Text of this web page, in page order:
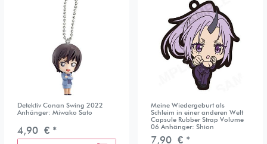
Detektiv Conan Swing 2022
Anhänger: Miwako Sato
4,90 € *
Meine Wiedergeburt als
Schleim in einer anderen Welt
Capsule Rubber Strap Volume
06 Anhänger: Shion
7,90 € *